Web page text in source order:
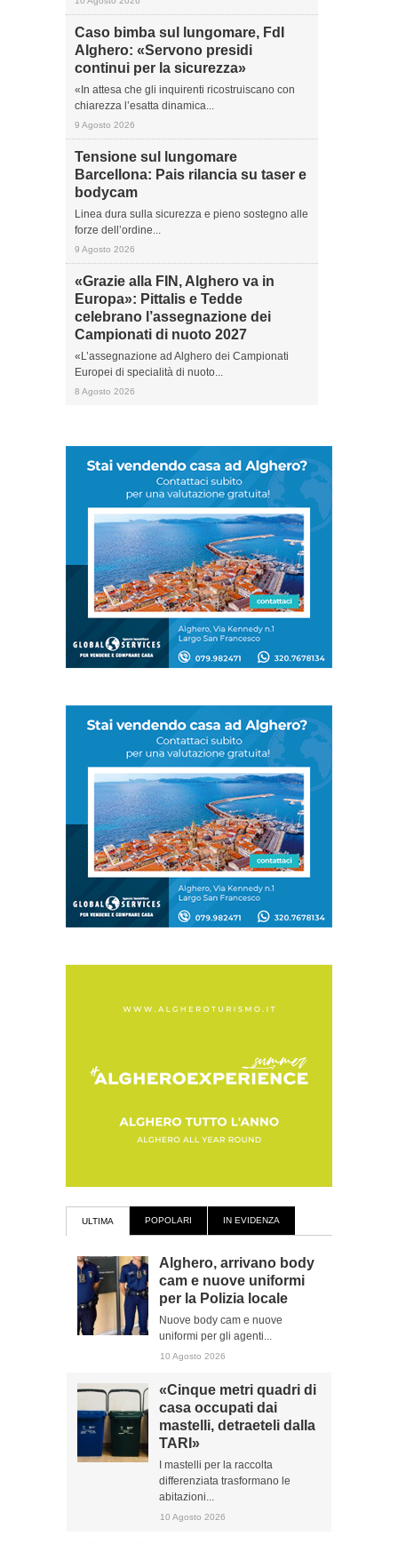
Caso bimba sul lungomare, FdI
Alghero: «Servono presidi
continui per la sicurezza»
«In attesa che gli inquirenti ricostruiscano con
chiarezza l’esatta dinamica...
9 Agosto 2026
Tensione sul lungomare
Barcellona: Pais rilancia su taser e
bodycam
Linea dura sulla sicurezza e pieno sostegno alle
forze dell’ordine...
9 Agosto 2026
«Grazie alla FIN, Alghero va in
Europa»: Pittalis e Tedde
celebrano l’assegnazione dei
Campionati di nuoto 2027
«L’assegnazione ad Alghero dei Campionati
Europei di specialità di nuoto...
8 Agosto 2026
ULTIMA POPOLARI IN EVIDENZA
Alghero, arrivano body
cam e nuove uniformi
per la Polizia locale
Nuove body cam e nuove
uniformi per gli agenti...
10 Agosto 2026
«Cinque metri quadri di
casa occupati dai
mastelli, detraeteli dalla
TARI»
I mastelli per la raccolta
differenziata trasformano le
abitazioni...
10 Agosto 2026